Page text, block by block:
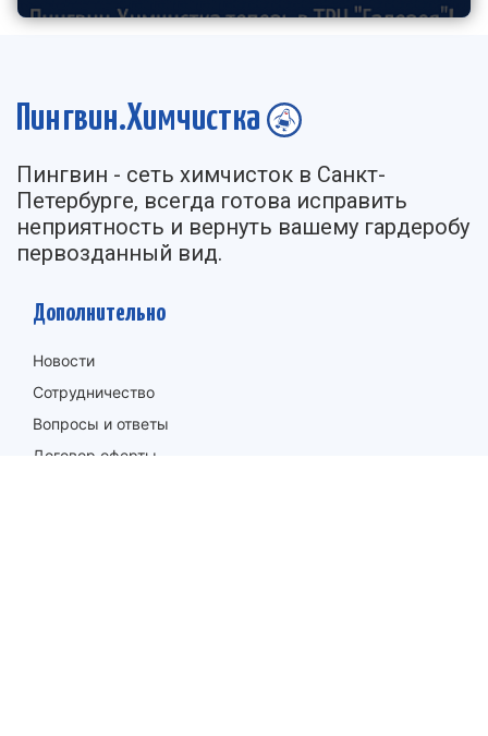
Пингвин.Химчистка
Пингвин - cеть химчисток в Санкт-
Петербурге, всегда готова исправить
неприятность и вернуть вашему гардеробу
первозданный вид.
Дополнительно
Новости
Сотрудничество
Вопросы и ответы
Договор оферты